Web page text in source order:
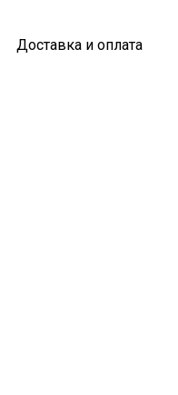
Доставка и оплата